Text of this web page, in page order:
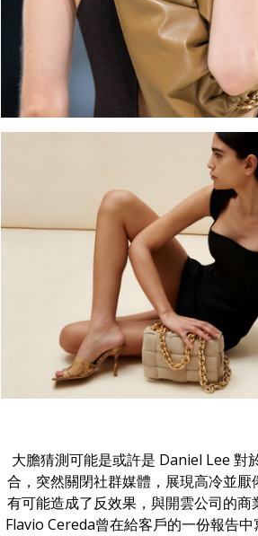
大膽猜測可能是或許是 Daniel Lee 對
合，突然關閉社群媒體，展現高冷並厭
有可能造成了反效果，與開雲公司的商
Flavio Cereda曾在給客戶的一份報告